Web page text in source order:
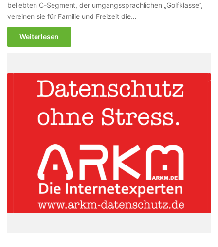
beliebten C-Segment, der umgangssprachlichen „Golfklasse“,
vereinen sie für Familie und Freizeit die…
Weiterlesen